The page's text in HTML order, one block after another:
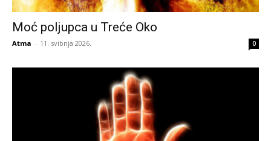
Moć poljupca u Treće Oko
Atma - 11. svibnja 2026. 0